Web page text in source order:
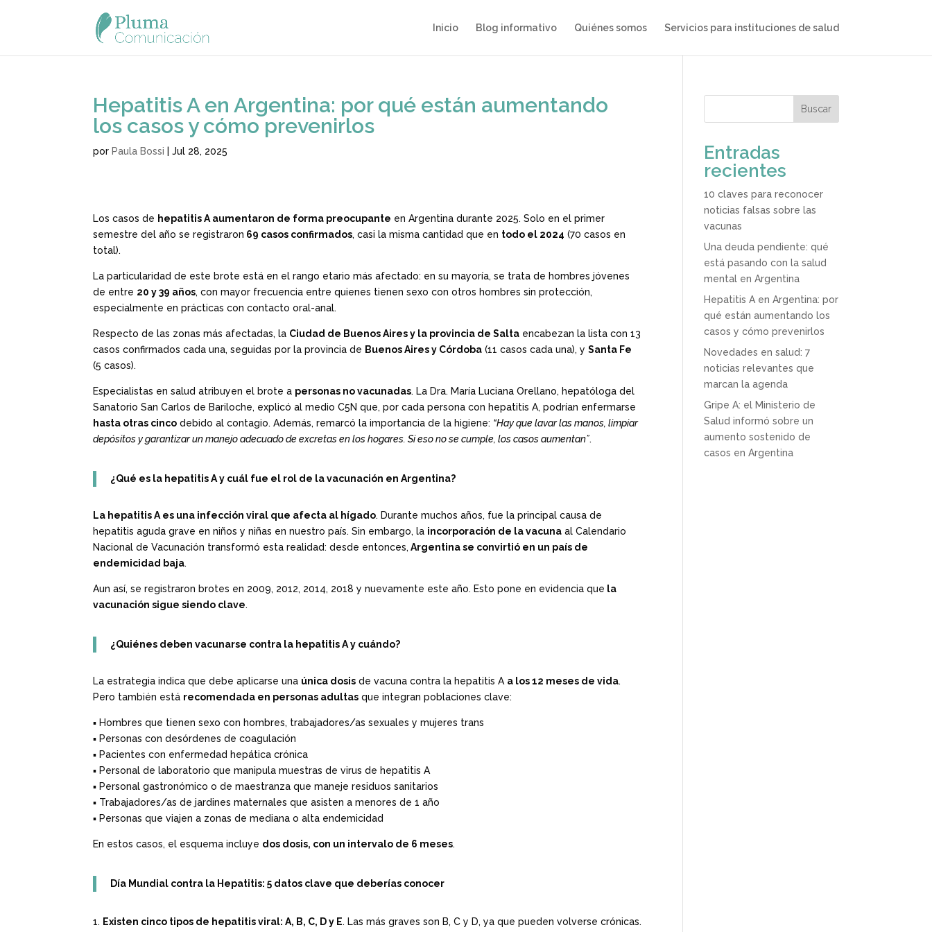
Inicio Blog informativo Quiénes somos Servicios para instituciones de salud
Hepatitis A en Argentina: por qué están aumentando
los casos y cómo prevenirlos
por Paula Bossi |Jul 28, 2025
Los casos de hepatitis A aumentaron de forma preocupante en Argentina durante 2025. Solo en el primer
semestre del año se registraron 69 casos confirmados, casi la misma cantidad que en todo el 2024 (70 casos en
total).
La particularidad de este brote está en el rango etario más afectado: en su mayoría, se trata de hombres jóvenes
de entre 20 y 39 años, con mayor frecuencia entre quienes tienen sexo con otros hombres sin protección,
especialmente en prácticas con contacto oral-anal.
Respecto de las zonas más afectadas, la Ciudad de Buenos Aires y la provincia de Salta encabezan la lista con 13
casos confirmados cada una, seguidas por la provincia de Buenos Aires y Córdoba (11 casos cada una), ySanta Fe
(5 casos).
Especialistas en salud atribuyen el brote a personas no vacunadas. La Dra. María Luciana Orellano, hepatóloga del
Sanatorio San Carlos de Bariloche, explicó al medio C5N que, por cada persona con hepatitis A, podrían enfermarse
hasta otras cinco debido al contagio. Además, remarcó la importancia de la higiene: “Hay que lavar las manos, limpiar
depósitos y garantizar un manejo adecuado de excretas en los hogares. Si eso no se cumple, los casos aumentan”.
¿Qué es la hepatitis A y cuál fue el rol de la vacunación en Argentina?
La hepatitis A es una infección viral que afecta al hígado. Durante muchos años, fue la principal causa de
hepatitis aguda grave en niños y niñas en nuestro país. Sin embargo, la incorporación de la vacuna al Calendario
Nacional de Vacunación transformó esta realidad: desde entonces, Argentina se convirtió en un país de
endemicidad baja.
Aun así, se registraron brotes en 2009, 2012, 2014, 2018 y nuevamente este año. Esto pone en evidencia que la
vacunación sigue siendo clave.
¿Quiénes deben vacunarse contra la hepatitis A y cuándo?
La estrategia indica que debe aplicarse una única dosis de vacuna contra la hepatitis A a los 12 meses de vida.
Pero también está recomendada en personas adultas que integran poblaciones clave:
▪️ Hombres que tienen sexo con hombres, trabajadores/as sexuales y mujeres trans
▪️ Personas con desórdenes de coagulación
▪️ Pacientes con enfermedad hepática crónica
▪️ Personal de laboratorio que manipula muestras de virus de hepatitis A
▪️ Personal gastronómico o de maestranza que maneje residuos sanitarios
▪️ Trabajadores/as de jardines maternales que asisten a menores de 1 año
▪️ Personas que viajen a zonas de mediana o alta endemicidad
En estos casos, el esquema incluye dos dosis, con un intervalo de 6 meses.
Día Mundial contra la Hepatitis: 5 datos clave que deberías conocer
Existen cinco tipos de hepatitis viral: A, B, C, D y E. Las más graves son B, C y D, ya que pueden volverse crónicas.
Buscar
Entradas
recientes
10 claves para reconocer
noticias falsas sobre las
vacunas
Una deuda pendiente: qué
está pasando con la salud
mental en Argentina
Hepatitis A en Argentina: por
qué están aumentando los
casos y cómo prevenirlos
Novedades en salud: 7
noticias relevantes que
marcan la agenda
Gripe A: el Ministerio de
Salud informó sobre un
aumento sostenido de
casos en Argentina